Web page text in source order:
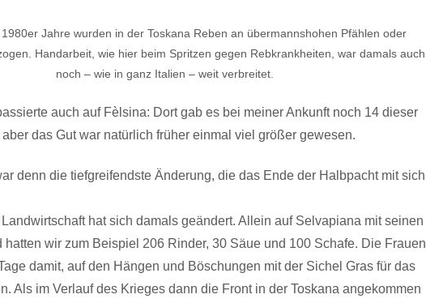
Jahre wurden in der Toskana Reben an übermannshohen Pfählen oder
Handarbeit, wie hier beim Spritzen gegen Rebkrankheiten, war damals auch
noch – wie in ganz Italien – weit verbreitet.
auch auf Fèlsina: Dort gab es bei meiner Ankunft noch 14 dieser
aber das Gut war natürlich früher einmal viel größer gewesen.
denn die tiefgreifendste Änderung, die das Ende der Halbpacht mit sich
hat sich damals geändert. Allein auf Selvapiana mit seinen
hatten wir zum Beispiel 206 Rinder, 30 Säue und 100 Schafe. Die Frauen
damit, auf den Hängen und Böschungen mit der Sichel Gras für das
Als im Verlauf des Krieges dann die Front in der Toskana angekommen